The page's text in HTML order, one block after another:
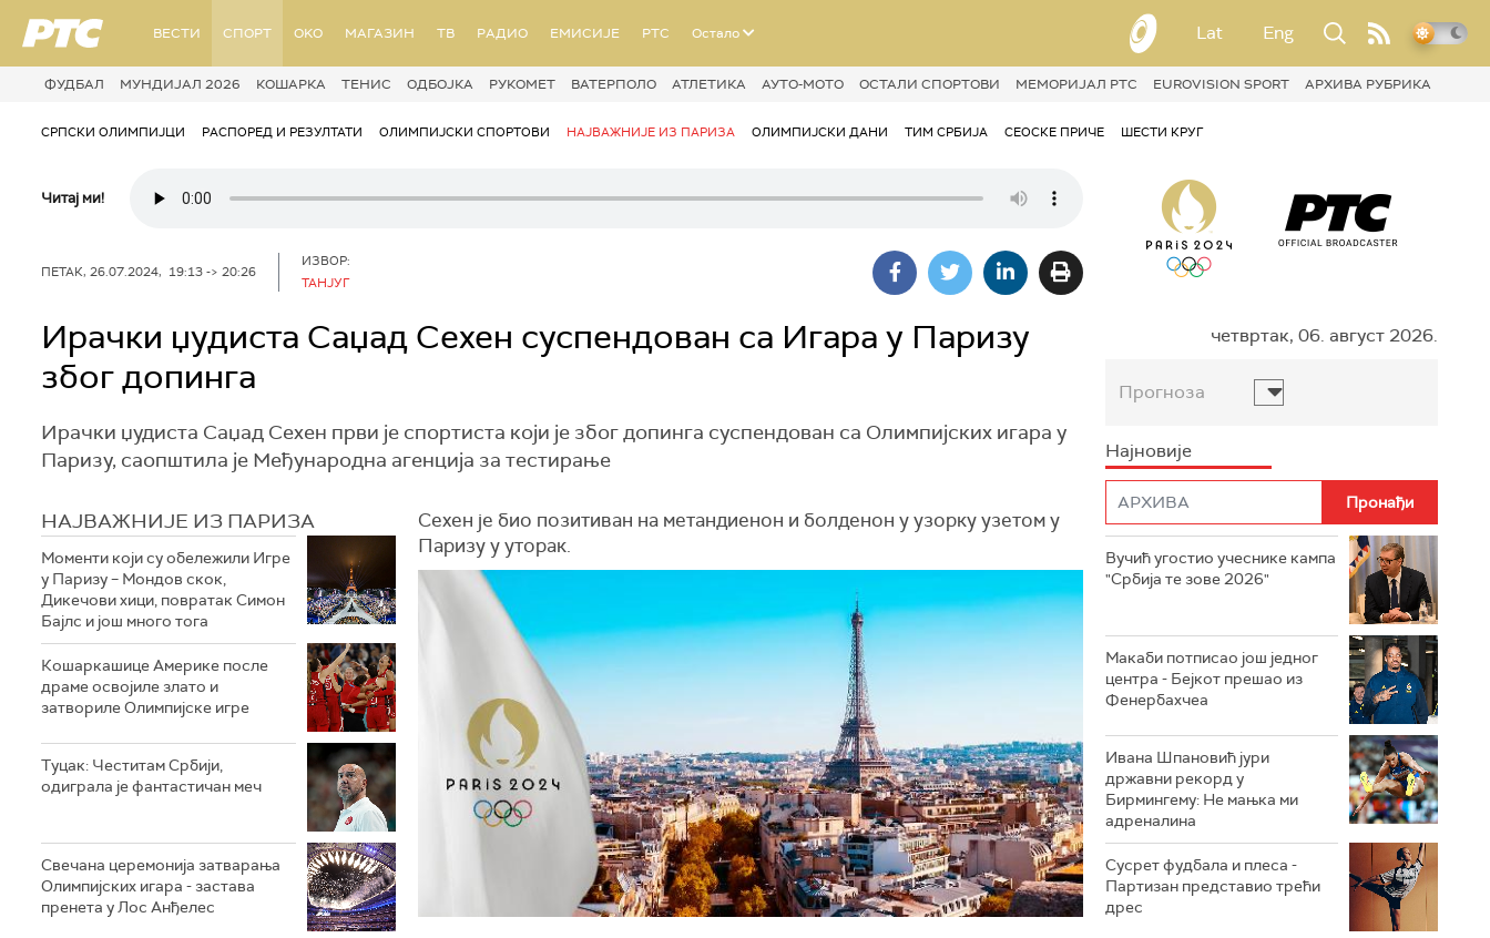
РТС ВЕСТИ СПОРТ OKO МАГАЗИН ТВ РАДИО ЕМИСИЈЕ РТС Остало Lat Eng
ФУДБАЛ МУНДИЈАЛ 2026 КОШАРКА ТЕНИС ОДБОЈКА РУКОМЕТ ВАТЕРПОЛО АТЛЕТИКА АУТО-МОТО ОСТАЛИ СПОРТОВИ МЕМОРИЈАЛ РТС EUROVISION SPORT АРХИВА РУБРИКА
СРПСКИ ОЛИМПИЈЦИ РАСПОРЕД И РЕЗУЛТАТИ ОЛИМПИЈСКИ СПОРТОВИ НАЈВАЖНИЈЕ ИЗ ПАРИЗА ОЛИМПИЈСКИ ДАНИ ТИМ СРБИЈА СЕОСКЕ ПРИЧЕ ШЕСТИ КРУГ
Читај ми!
ПЕТАК, 26.07.2024, 19:13 -> 20:26
ИЗВОР:
ТАНЈУГ
Ирачки џудиста Саџад Сехен суспендован са Игара у Паризу
због допинга
Ирачки џудиста Саџад Сехен први је спортиста који је због допинга суспендован са Олимпијских игара у
Паризу, саопштила је Међународна агенција за тестирање
НАЈВАЖНИЈЕ ИЗ ПАРИЗА
Моменти који су обележили Игре
у Паризу – Мондов скок,
Дикечови хици, повратак Симон
Бајлс и још много тога
Кошаркашице Америке после
драме освојиле злато и
затвориле Олимпијске игре
Туцак: Честитам Србији,
одиграла је фантастичан меч
Свечана церемонија затварања
Олимпијских игара - застава
пренета у Лос Анђелес
Сехен је био позитиван на метандиенон и болденон у узорку узетом у
Паризу у уторак.
четвртак, 06. август 2026.
Прогноза
Најновије
Вучић угостио учеснике кампа
"Србија те зове 2026"
Макаби потписао још једног
центра - Бејкот прешао из
Фенербахчеа
Ивана Шпановић јури
државни рекорд у
Бирмингему: Не мањка ми
адреналина
Сусрет фудбала и плеса -
Партизан представио трећи
дрес